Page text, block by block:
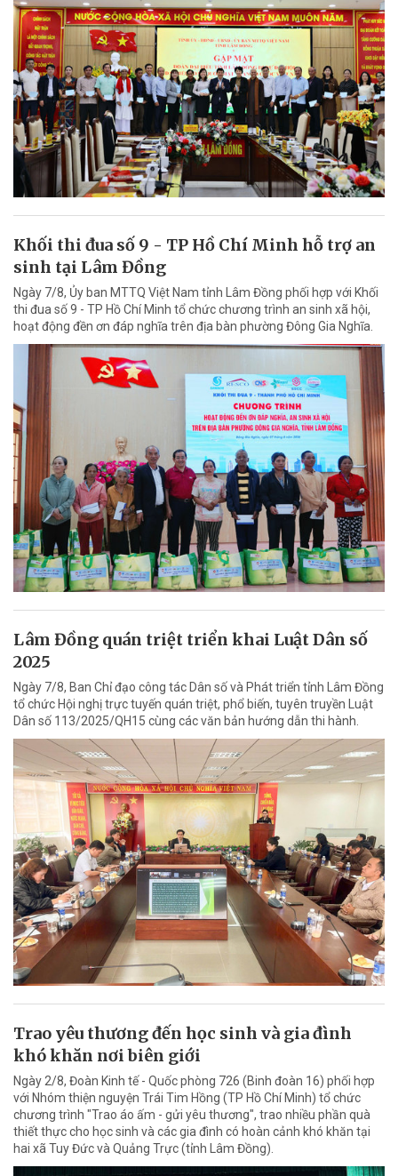
Khối thi đua số 9 - TP Hồ Chí Minh hỗ trợ an
sinh tại Lâm Đồng
Ngày 7/8, Ủy ban MTTQ Việt Nam tỉnh Lâm Đồng phối hợp với Khối
thi đua số 9 - TP Hồ Chí Minh tổ chức chương trình an sinh xã hội,
hoạt động đền ơn đáp nghĩa trên địa bàn phường Đông Gia Nghĩa.
Lâm Đồng quán triệt triển khai Luật Dân số
2025
Ngày 7/8, Ban Chỉ đạo công tác Dân số và Phát triển tỉnh Lâm Đồng
tổ chức Hội nghị trực tuyến quán triệt, phổ biến, tuyên truyền Luật
Dân số 113/2025/QH15 cùng các văn bản hướng dẫn thi hành.
Trao yêu thương đến học sinh và gia đình
khó khăn nơi biên giới
Ngày 2/8, Đoàn Kinh tế - Quốc phòng 726 (Binh đoàn 16) phối hợp
với Nhóm thiện nguyện Trái Tim Hồng (TP Hồ Chí Minh) tổ chức
chương trình "Trao áo ấm - gửi yêu thương", trao nhiều phần quà
thiết thực cho học sinh và các gia đình có hoàn cảnh khó khăn tại
hai xã Tuy Đức và Quảng Trực (tỉnh Lâm Đồng).